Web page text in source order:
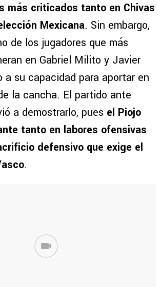
más criticados tanto en Chivas
Mexicana. Sin embargo,
de los jugadores que más
en Gabriel Milito y Javier
a su capacidad para aportar en
la cancha. El partido ante
a demostrarlo, pues el Piojo
tanto en labores ofensivas
defensivo que exige el
.